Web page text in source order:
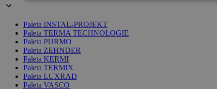
Paleta INSTAL-PROJEKT
Paleta TERMA TECHNOLOGIE
Paleta PURMO
Paleta ZEHNDER
Paleta KERMI
Paleta TERMIX
Paleta LUXRAD
Paleta VASCO